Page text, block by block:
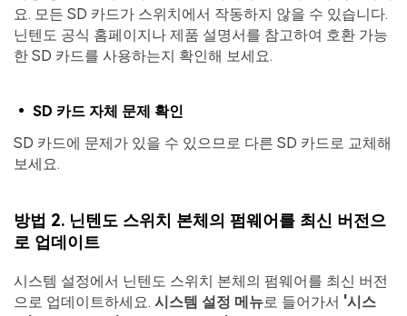
요. 모든 SD 카드가 스위치에서 작동하지 않을 수 있습니다.
닌텐도 공식 홈페이지나 제품 설명서를 참고하여 호환 가능
한 SD 카드를 사용하는지 확인해 보세요.
• SD 카드 자체 문제 확인
SD 카드에 문제가 있을 수 있으므로 다른 SD 카드로 교체해
보세요.
방법 2. 닌텐도 스위치 본체의 펌웨어를 최신 버전으
로 업데이트
시스템 설정에서 닌텐도 스위치 본체의 펌웨어를 최신 버전
으로 업데이트하세요. 시스템 설정 메뉴로 들어가서 '시스